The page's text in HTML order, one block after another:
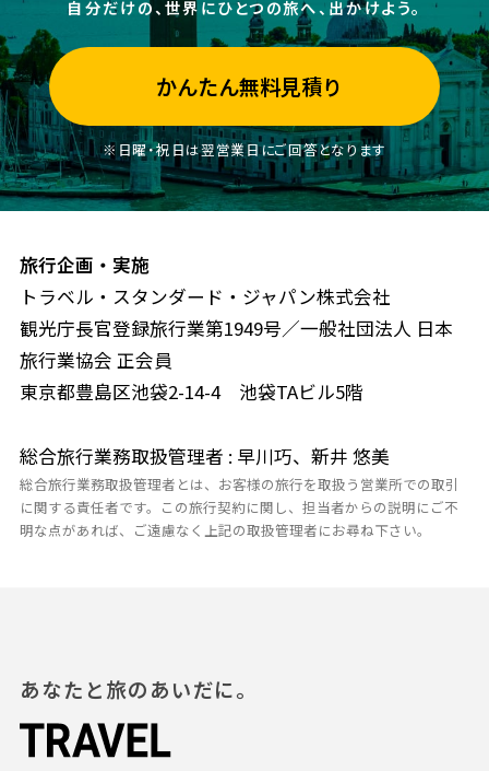
自分だけの、世界にひとつの旅へ、出かけよう。
かんたん無料見積り
※日曜・祝日は翌営業日にご回答となります
旅行企画・実施
トラベル・スタンダード・ジャパン株式会社
観光庁長官登録旅行業第1949号／一般社団法人 日本
旅行業協会 正会員
東京都豊島区池袋2-14-4 池袋TAビル5階
総合旅行業務取扱管理者 : 早川巧、新井 悠美
総合旅行業務取扱管理者とは、お客様の旅行を取扱う営業所での取引
に関する責任者です。この旅行契約に関し、担当者からの説明にご不
明な点があれば、ご遠慮なく上記の取扱管理者にお尋ね下さい。
あなたと旅のあいだに。